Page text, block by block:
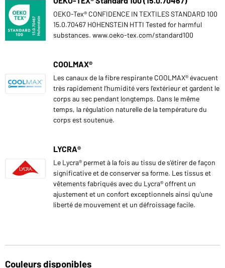
OEKO-Tex® CONFIDENCE IN TEXTILES STANDARD 100
15.0.70467 HOHENSTEIN HTTI Tested for harmful
substances. www.oeko-tex.com/standard100
COOLMAX®
Les canaux de la fibre respirante COOLMAX® évacuent
très rapidement l‘humidité vers l‘extérieur et gardent le
corps au sec pendant longtemps. Dans le même
temps, la régulation naturelle de la température du
corps est soutenue.
LYCRA®
Le Lycra® permet à la fois au tissu de s'étirer de façon
significative et de conserver sa forme. Les tissus et
vêtements fabriqués avec du Lycra® offrent un
ajustement et un confort exceptionnels ainsi qu'une
liberté de mouvement et un défroissage facile.
Couleurs disponibles